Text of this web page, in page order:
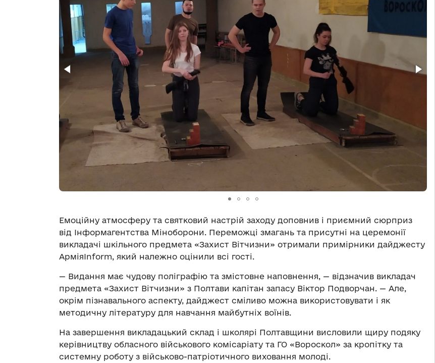
Емоційну атмосферу та святковий настрій заходу доповнив і приємний сюрприз
від Інформагентства Міноборони. Переможці змагань та присутні на церемонії
викладачі шкільного предмета «Захист Вітчизни» отримали примірники дайджесту
АрміяInform, який належно оцінили всі гості.
— Видання має чудову поліграфію та змістовне наповнення, — відзначив викладач
предмета «Захист Вітчизни» з Полтави капітан запасу Віктор Подворчан. — Але,
окрім пізнавального аспекту, дайджест сміливо можна використовувати і як
методичну літературу для навчання майбутніх воїнів.
На завершення викладацький склад і школярі Полтавщини висловили щиру подяку
керівництву обласного військового комісаріату та ГО «Вороскол» за кропітку та
системну роботу з військово-патріотичного виховання молоді.